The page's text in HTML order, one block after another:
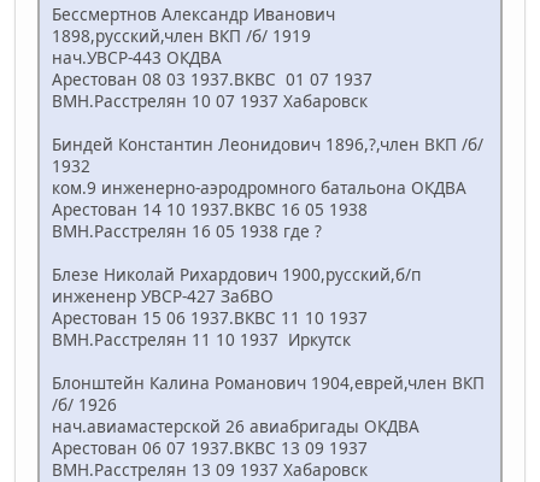
Бессмертнов Александр Иванович
1898,русский,член ВКП /б/ 1919
нач.УВСР-443 ОКДВА
Арестован 08 03 1937.ВКВС 01 07 1937
ВМН.Расстрелян 10 07 1937 Хабаровск
Биндей Константин Леонидович 1896,?,член ВКП /б/
1932
ком.9 инженерно-аэродромного батальона ОКДВА
Арестован 14 10 1937.ВКВС 16 05 1938
ВМН.Расстрелян 16 05 1938 где ?
Блезе Николай Рихардович 1900,русский,б/п
инжененр УВСР-427 ЗабВО
Арестован 15 06 1937.ВКВС 11 10 1937
ВМН.Расстрелян 11 10 1937 Иркутск
Блонштейн Калина Романович 1904,еврей,член ВКП
/б/ 1926
нач.авиамастерской 26 авиабригады ОКДВА
Арестован 06 07 1937.ВКВС 13 09 1937
ВМН.Расстрелян 13 09 1937 Хабаровск